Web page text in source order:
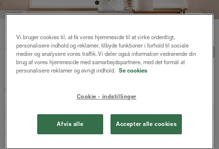
Tora alupersienne 25mm
Creme
LUX
fra
Design dit gardin Læs opmålingsvejledningen
Bredde (cm)
Vi bruger cookies til, at få vores hjemmeside til at virke ordentligt,
personalisere indhold og reklamer, tilbyde funktioner i forhold til sociale
medier og analysere vores traffik. Vi deler også information vedrørende din
brug af vores hjemmeside med samarbejdspartnere, med det formål at
personalisere reklamer og øvrigt indhold. Se cookies
Cookie - indstillinger
Afvis alle Accepter alle cookies